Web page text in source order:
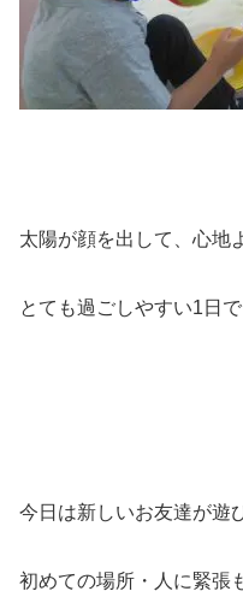
太陽が顔を出して、心地
とても過ごしやすい1日
今日は新しいお友達が遊
初めての場所・人に緊張